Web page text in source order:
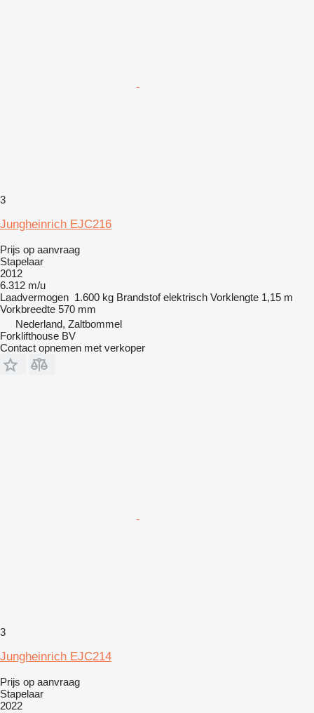
3
Jungheinrich EJC216
Prijs op aanvraag
Stapelaar
2012
6.312 m/u
Laadvermogen 1.600 kg Brandstof elektrisch Vorklengte 1,15 m
Vorkbreedte 570 mm
Nederland, Zaltbommel
Forklifthouse BV
Contact opnemen met verkoper
3
Jungheinrich EJC214
Prijs op aanvraag
Stapelaar
2022